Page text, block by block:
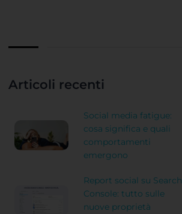
Articoli recenti
Social media fatigue:
cosa significa e quali
comportamenti
emergono
Report social su Search
Console: tutto sulle
nuove proprietà